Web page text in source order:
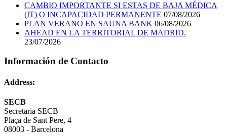
CAMBIO IMPORTANTE SI ESTAS DE BAJA MÉDICA
(IT) O INCAPACIDAD PERMANENTE 07/08/2026
PLAN VERANO EN SAUNA BANK 06/08/2026
AHEAD EN LA TERRITORIAL DE MADRID.
23/07/2026
Información de Contacto
Address:
SECB
Secretaria SECB
Plaça de Sant Pere, 4
08003 - Barcelona